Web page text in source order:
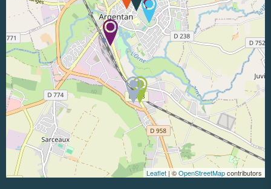
Leaflet | ©OpenStreetMapcontributors